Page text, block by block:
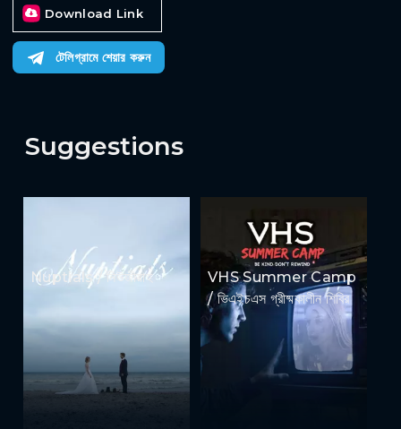
Download Link
টেলিগ্রামে শেয়ার করুন
Suggestions
Nuptials / নিউজীয়াহ
VHS Summer Camp
/ ভিএইচএস গ্রীষ্মকালীন শিবির